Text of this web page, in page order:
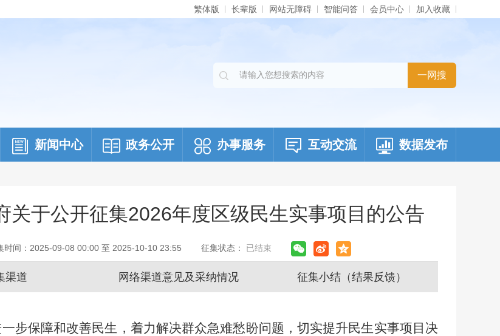
繁体版 长辈版 网站无障碍 智能问答 会员中心 加入收藏
新闻中心 政务公开 办事服务 互动交流 数据发布
关于公开征集2026年度区级民生实事项目的公告
时间： 2025-09-08 00:00 至 2025-10-10 23:55 征集状态： 已结束
渠道 网络渠道意见及采纳情况 征集小结（结果反馈）
步保障和改善民生，着力解决群众急难愁盼问题，切实提升民生实事项目决